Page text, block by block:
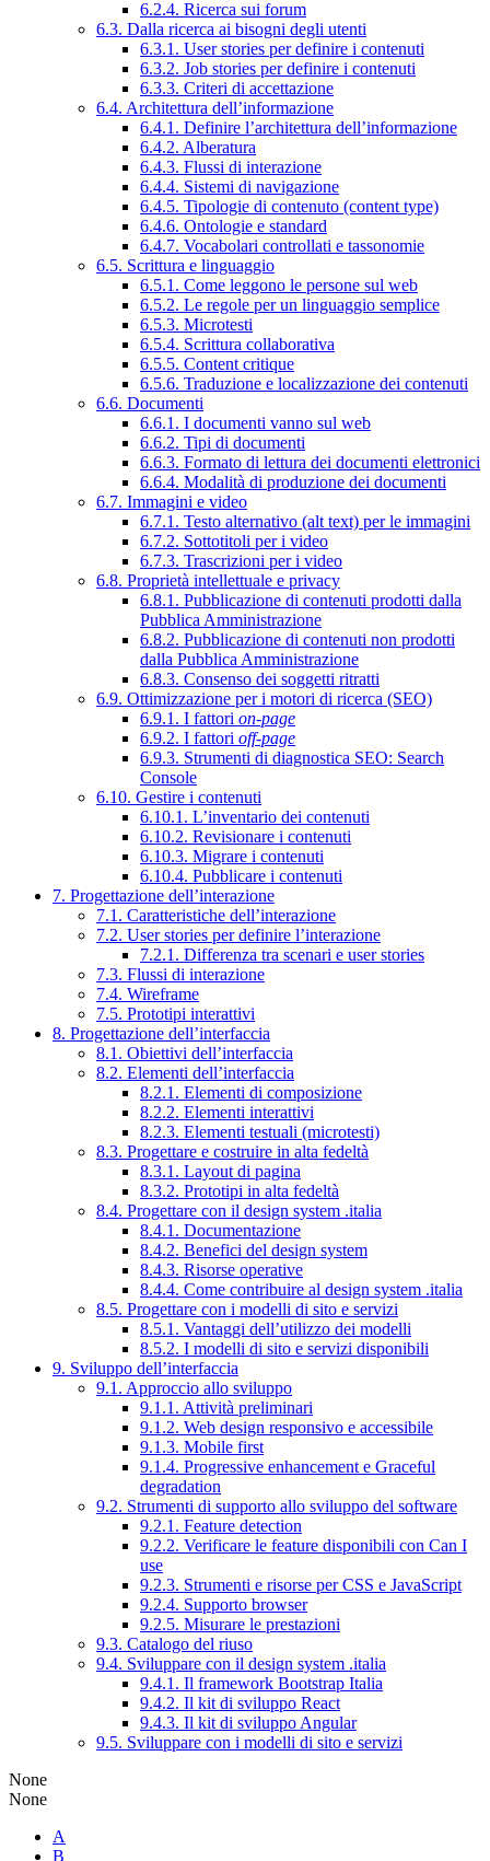
6.2.4. Ricerca sui forum
6.3. Dalla ricerca ai bisogni degli utenti
6.3.1. User stories per definire i contenuti
6.3.2. Job stories per definire i contenuti
6.3.3. Criteri di accettazione
6.4. Architettura dell’informazione
6.4.1. Definire l’architettura dell’informazione
6.4.2. Alberatura
6.4.3. Flussi di interazione
6.4.4. Sistemi di navigazione
6.4.5. Tipologie di contenuto (content type)
6.4.6. Ontologie e standard
6.4.7. Vocabolari controllati e tassonomie
6.5. Scrittura e linguaggio
6.5.1. Come leggono le persone sul web
6.5.2. Le regole per un linguaggio semplice
6.5.3. Microtesti
6.5.4. Scrittura collaborativa
6.5.5. Content critique
6.5.6. Traduzione e localizzazione dei contenuti
6.6. Documenti
6.6.1. I documenti vanno sul web
6.6.2. Tipi di documenti
6.6.3. Formato di lettura dei documenti elettronici
6.6.4. Modalità di produzione dei documenti
6.7. Immagini e video
6.7.1. Testo alternativo (alt text) per le immagini
6.7.2. Sottotitoli per i video
6.7.3. Trascrizioni per i video
6.8. Proprietà intellettuale e privacy
6.8.1. Pubblicazione di contenuti prodotti dalla
Pubblica Amministrazione
6.8.2. Pubblicazione di contenuti non prodotti
dalla Pubblica Amministrazione
6.8.3. Consenso dei soggetti ritratti
6.9. Ottimizzazione per i motori di ricerca (SEO)
6.9.1. I fattori on-page
6.9.2. I fattori off-page
6.9.3. Strumenti di diagnostica SEO: Search
Console
6.10. Gestire i contenuti
6.10.1. L’inventario dei contenuti
6.10.2. Revisionare i contenuti
6.10.3. Migrare i contenuti
6.10.4. Pubblicare i contenuti
7. Progettazione dell’interazione
7.1. Caratteristiche dell’interazione
7.2. User stories per definire l’interazione
7.2.1. Differenza tra scenari e user stories
7.3. Flussi di interazione
7.4. Wireframe
7.5. Prototipi interattivi
8. Progettazione dell’interfaccia
8.1. Obiettivi dell’interfaccia
8.2. Elementi dell’interfaccia
8.2.1. Elementi di composizione
8.2.2. Elementi interattivi
8.2.3. Elementi testuali (microtesti)
8.3. Progettare e costruire in alta fedeltà
8.3.1. Layout di pagina
8.3.2. Prototipi in alta fedeltà
8.4. Progettare con il design system .italia
8.4.1. Documentazione
8.4.2. Benefici del design system
8.4.3. Risorse operative
8.4.4. Come contribuire al design system .italia
8.5. Progettare con i modelli di sito e servizi
8.5.1. Vantaggi dell’utilizzo dei modelli
8.5.2. I modelli di sito e servizi disponibili
9. Sviluppo dell’interfaccia
9.1. Approccio allo sviluppo
9.1.1. Attività preliminari
9.1.2. Web design responsivo e accessibile
9.1.3. Mobile first
9.1.4. Progressive enhancement e Graceful
degradation
9.2. Strumenti di supporto allo sviluppo del software
9.2.1. Feature detection
9.2.2. Verificare le feature disponibili con Can I
use
9.2.3. Strumenti e risorse per CSS e JavaScript
9.2.4. Supporto browser
9.2.5. Misurare le prestazioni
9.3. Catalogo del riuso
9.4. Sviluppare con il design system .italia
9.4.1. Il framework Bootstrap Italia
9.4.2. Il kit di sviluppo React
9.4.3. Il kit di sviluppo Angular
9.5. Sviluppare con i modelli di sito e servizi
None
None
A
B